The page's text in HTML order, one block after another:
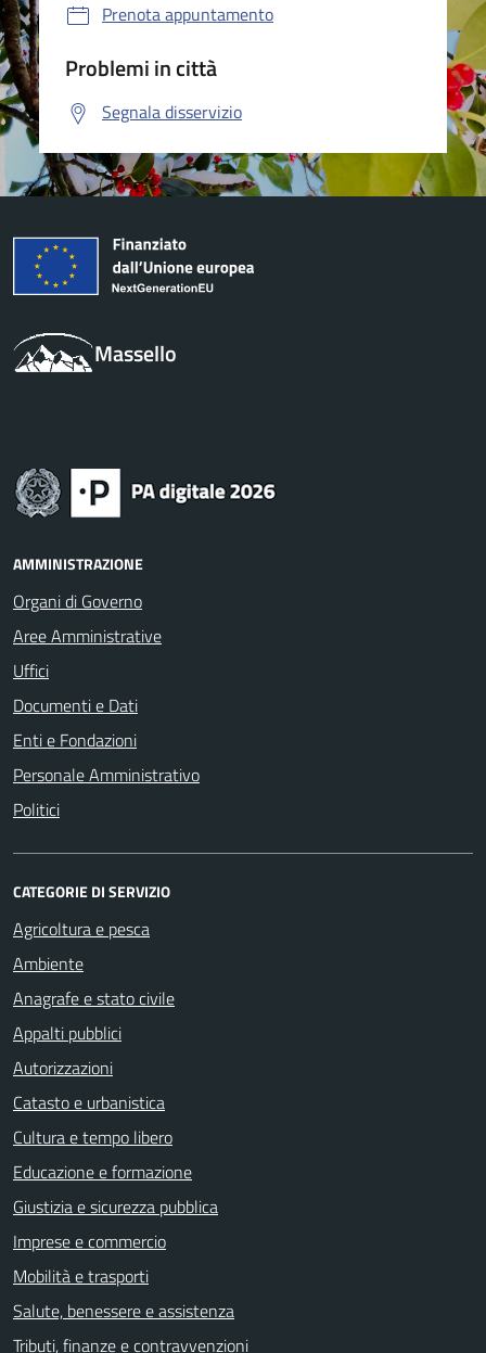
Prenota appuntamento
Problemi in città
Segnala disservizio
Massello
AMMINISTRAZIONE
Organi di Governo
Aree Amministrative
Uffici
Documenti e Dati
Enti e Fondazioni
Personale Amministrativo
Politici
CATEGORIE DI SERVIZIO
Agricoltura e pesca
Ambiente
Anagrafe e stato civile
Appalti pubblici
Autorizzazioni
Catasto e urbanistica
Cultura e tempo libero
Educazione e formazione
Giustizia e sicurezza pubblica
Imprese e commercio
Mobilità e trasporti
Salute, benessere e assistenza
Tributi, finanze e contravvenzioni